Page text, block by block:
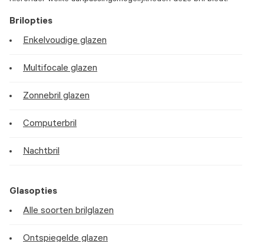
Brilopties
Enkelvoudige glazen
Multifocale glazen
Zonnebril glazen
Computerbril
Nachtbril
Glasopties
Alle soorten brilglazen
Ontspiegelde glazen